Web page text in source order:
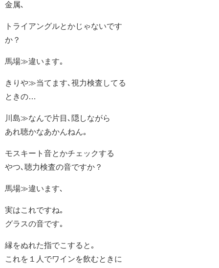
金属､
トライアングルとかじゃないです
か？
馬場≫違います｡
きりや≫当てます､視力検査してる
ときの…
川島≫なんで片目､隠しながら
あれ聴かなあかんねん｡
モスキート音とかチェックする
やつ､聴力検査の音ですか？
馬場≫違います､
実はこれですね｡
グラスの音です｡
縁をぬれた指でこすると｡
これを１人でワインを飲むときに